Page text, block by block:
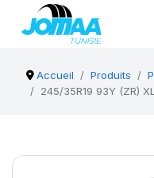
Accueil Produits
245/35R19 93Y (ZR)